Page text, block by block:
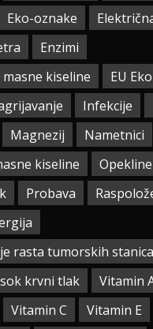
Eko-oznake
Enzimi
masne kiseline
EU
Infekcije
Magnezij
Nametnici
kiseline
Opekline
Probava
rasta tumorskih stanica
krvni tlak
Vitamin
Vitamin C Vitamin E